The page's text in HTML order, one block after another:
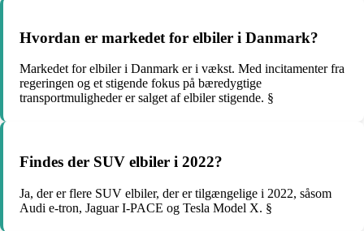
Hvordan er markedet for elbiler i Danmark?
Markedet for elbiler i Danmark er i vækst. Med incitamenter fra
regeringen og et stigende fokus på bæredygtige
transportmuligheder er salget af elbiler stigende. §
Findes der SUV elbiler i 2022?
Ja, der er flere SUV elbiler, der er tilgængelige i 2022, såsom
Audi e-tron, Jaguar I-PACE og Tesla Model X. §